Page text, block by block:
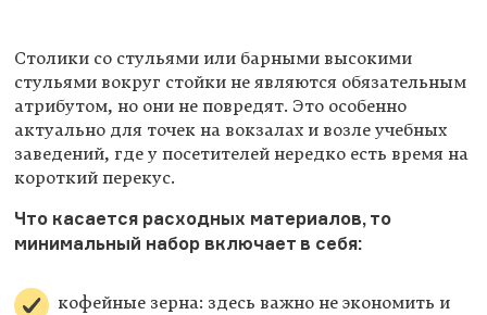
Столики со стульями или барными высокими
стульями вокруг стойки не являются обязательным
атрибутом, но они не повредят. Это особенно
актуально для точек на вокзалах и возле учебных
заведений, где у посетителей нередко есть время на
короткий перекус.
Что касается расходных материалов, то
минимальный набор включает в себя:
кофейные зерна: здесь важно не экономить и